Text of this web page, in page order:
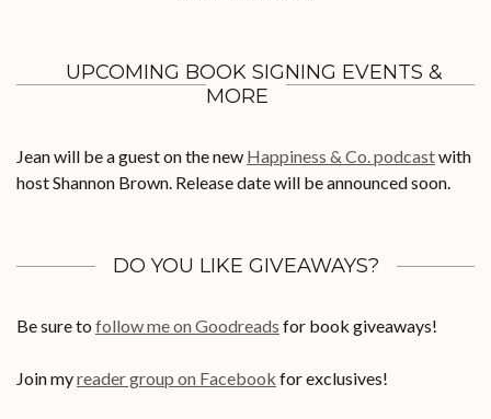
UPCOMING BOOK SIGNING EVENTS &
MORE
Jean will be a guest on the new Happiness & Co. podcastwith
host Shannon Brown. Release date will be announced soon.
DO YOU LIKE GIVEAWAYS?
Be sure to follow me on Goodreads for book giveaways!
Join myreader group on Facebook for exclusives!